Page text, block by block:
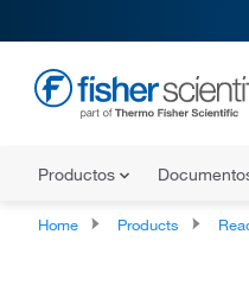
Productos
Home Products